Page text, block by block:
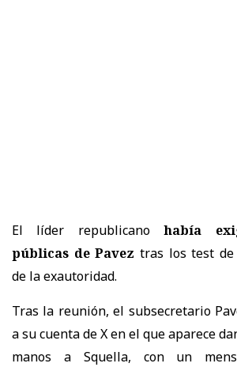
El líder republicanohabía
públicas de Pavez tras los test de
de la exautoridad.
Tras la reunión, el subsecretario
a su cuenta de X en el que aparece
manos a Squella, con un